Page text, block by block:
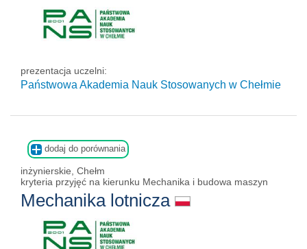
prezentacja uczelni:
Państwowa Akademia Nauk Stosowanych w Chełmie
dodaj do porównania
inżynierskie, Chełm
kryteria przyjęć na kierunku Mechanika i budowa maszyn
Mechanika lotnicza